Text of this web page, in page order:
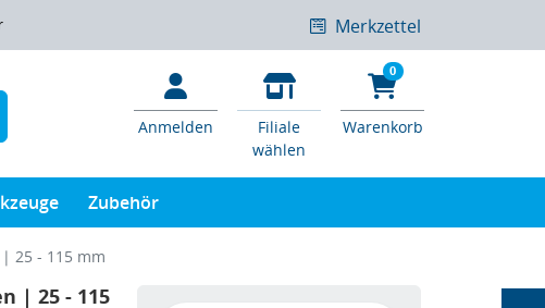
Merkzettel
Anmelden
Filiale
wählen
0
Warenkorb
Zubehör
25 - 115 mm
| 25 - 115